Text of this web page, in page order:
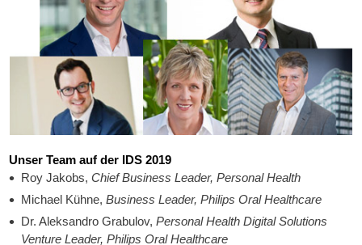
Unser Team auf der IDS 2019
Roy Jakobs,Chief Business Leader, Personal Health
Michael Kühne,Business Leader, Philips Oral Healthcare
Dr. Aleksandro Grabulov,Personal Health Digital Solutions
Venture Leader, Philips Oral Healthcare